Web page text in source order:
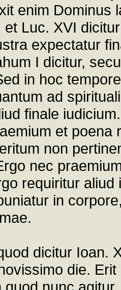
enim Dominus
Luc. XVI
expectatur
I dicitur,
in hoc
ad
finale iudicium.
et poena
non
nec
requiritur
in
dicitur Ioan.
die.
nunc agitur.